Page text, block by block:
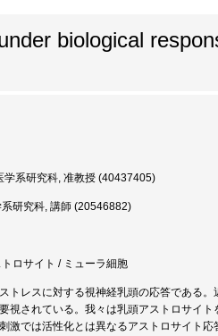
biological
学系研究科, 准教授 (40437405)
研究科, 講師 (20546882)
ロサイト / ミューラ細胞
トレスに対する視神経乳頭の応答である
視されている。我々は乳頭アストロサイ
激では活性化とは異なるアストロサイト